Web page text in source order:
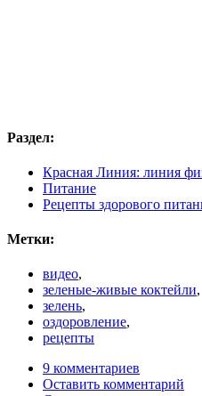
Раздел:
Красная Линия: линия
Питание
Рецепты здорового
Метки:
видео,
зеленые-живые коктейли,
зелень,
оздоровление,
рецепты
9 комментариев
Оставить комментарий